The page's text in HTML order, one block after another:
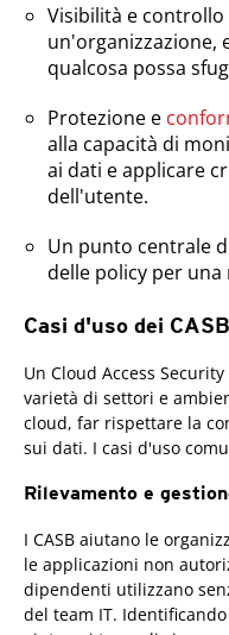
Visibilità e controllo
un'organizzazione,
qualcosa possa
Protezione e
alla capacità di
ai dati e applicare
dell'utente.
Un punto centrale
delle policy per una
Casi d'uso dei CASB
Un Cloud Access
varietà di settori e
cloud, far rispettare la
sui dati. I casi d'uso
Rilevamento e
I CASB aiutano le
le applicazioni non
dipendenti utilizzano
del team IT.